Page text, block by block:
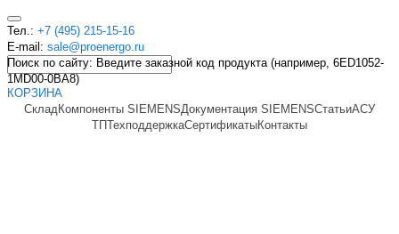
Тел.: +7 (495) 215-15-16
E-mail: sale@proenergo.ru
Поиск по сайту: Введите заказной код продукта (например, 6ED1052-
1MD00-0BA8)
КОРЗИНА
СкладКомпоненты SIEMENSДокументация SIEMENSСтатьиАСУ
ТПТехподдержкаСертификатыКонтакты